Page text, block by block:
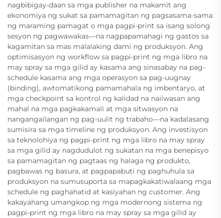
nagbibigay-daan sa mga publisher na makamit ang
ekonomiya ng sukat sa pamamagitan ng pagsasama-sama
ng maraming pamagat o mga pagpi-print sa isang solong
sesyon ng pagwawakas—na nagpapamahagi ng gastos sa
kagamitan sa mas malalaking dami ng produksyon. Ang
optimisasyon ng workflow sa pagpi-print ng mga libro na
may spray sa mga gilid ay kasama ang sinasabay na pag-
schedule kasama ang mga operasyon sa pag-uugnay
(binding), awtomatikong pamamahala ng imbentaryo, at
mga checkpoint sa kontrol ng kalidad na naiiwasan ang
mahal na mga pagkakamali at mga sitwasyon na
nangangailangan ng pag-uulit ng trabaho—na kadalasang
sumisira sa mga timeline ng produksyon. Ang investisyon
sa teknolohiya ng pagpi-print ng mga libro na may spray
sa mga gilid ay nagdudulot ng sukatan na mga benepisyo
sa pamamagitan ng pagtaas ng halaga ng produkto,
pagbawas ng basura, at pagpapabuti ng paghuhula sa
produksyon na sumusuporta sa mapagkakatiwalaang mga
schedule ng paghahatid at kasiyahan ng customer. Ang
kakayahang umangkop ng mga modernong sistema ng
pagpi-print ng mga libro na may spray sa mga gilid ay